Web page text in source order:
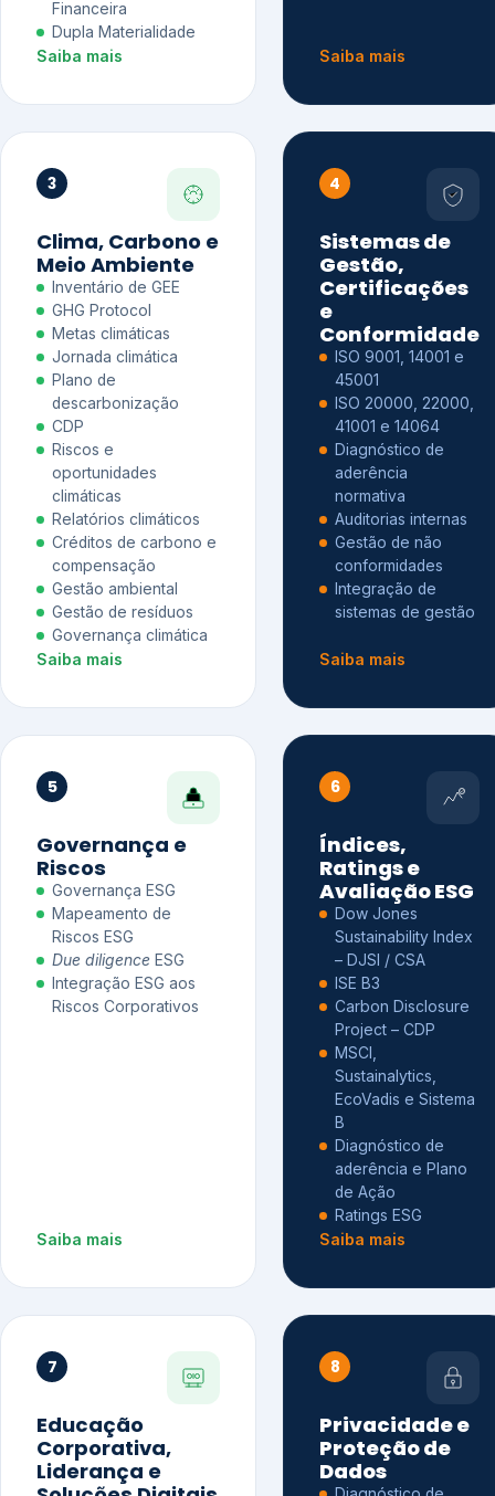
Financeira
Dupla Materialidade
Saiba mais
Saiba mais
3
Clima, Carbono e
Meio Ambiente
Inventário de GEE
GHG Protocol
Metas climáticas
Jornada climática
Plano de
descarbonização
CDP
Riscos e
oportunidades
climáticas
Relatórios climáticos
Créditos de carbono e
compensação
Gestão ambiental
Gestão de resíduos
Governança climática
Saiba mais
4
Sistemas de
Gestão,
Certificações
e
Conformidade
ISO 9001, 14001 e
45001
ISO 20000, 22000,
41001 e 14064
Diagnóstico de
aderência
normativa
Auditorias internas
Gestão de não
conformidades
Integração de
sistemas de gestão
Saiba mais
5
Governança e
Riscos
Governança ESG
Mapeamento de
Riscos ESG
Due diligence ESG
Integração ESG aos
Riscos Corporativos
Saiba mais
6
Índices,
Ratings e
Avaliação ESG
Dow Jones
Sustainability Index
– DJSI / CSA
ISE B3
Carbon Disclosure
Project – CDP
MSCI,
Sustainalytics,
EcoVadis e Sistema
B
Diagnóstico de
aderência e Plano
de Ação
Ratings ESG
Saiba mais
7
Educação
Corporativa,
Liderança e
8
Privacidade e
Proteção de
Dados